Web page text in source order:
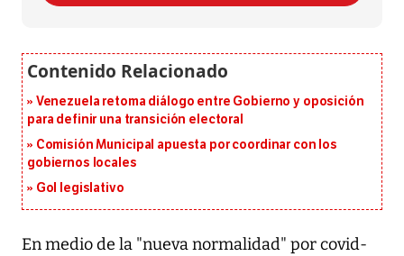
Venezuela retoma diálogo entre Gobierno y oposición
para definir una transición electoral
Comisión Municipal apuesta por coordinar con los
gobiernos locales
Gol legislativo
En medio de la "nueva normalidad" por covid-